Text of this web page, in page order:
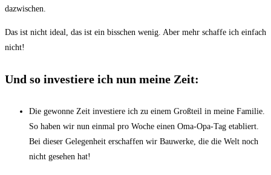
dazwischen.
Das ist nicht ideal, das ist ein bisschen wenig. Aber mehr schaffe ich einfach
nicht!
Und so investiere ich nun meine Zeit:
Die gewonne Zeit investiere ich zu einem Großteil in meine Familie.
So haben wir nun einmal pro Woche einen Oma-Opa-Tag etabliert.
Bei dieser Gelegenheit erschaffen wir Bauwerke, die die Welt noch
nicht gesehen hat!